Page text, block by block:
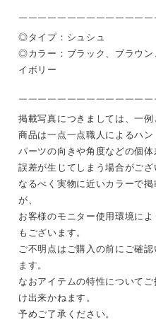
￣￣￣￣￣￣￣￣￣￣￣￣￣￣
◎タイプ：シュシュ
◎カラー：ブラック、ブラウン
イボリー
￣￣￣￣￣￣￣￣￣￣￣￣￣￣
掲載写真につきましては、一例
商品は一点一点職人によるハン
パーツの向きや角度などの個
誤差が生じてしまう場合がござ
なるべく実物に近いカラーで
が、
お客様のモニター使用環境に
もございます。
ご不明点はご購入の前にご確
ます。
なおアイテムの特性について
け出来かねます。
予めご了承ください。